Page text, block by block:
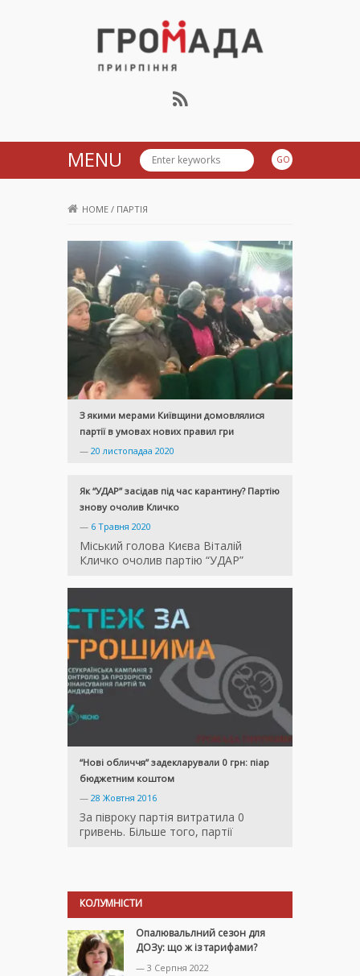
Громада Приірпіння
MENU
HOME / ПАРТІЯ
З якими мерами Київщини домовлялися
партії в умовах нових правил гри
— 20 листопадаа 2020
Як “УДАР” засідав під час карантину? Партію
знову очолив Кличко
— 6 Травня 2020
Міський голова Києва Віталій
Кличко очолив партію “УДАР”
“Нові обличчя” задекларували 0 грн: піар
бюджетним коштом
— 28 Жовтня 2016
За півроку партія витратила 0
гривень. Більше того, партії
КОЛУМНІСТИ
Опалювальлний сезон для
ДОЗу: що ж із тарифами?
— 3 Серпня 2022